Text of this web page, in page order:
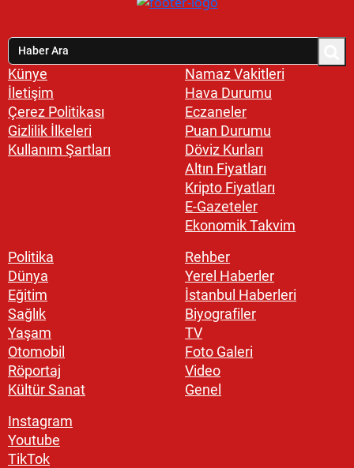
Künye
İletişim
Çerez Politikası
Gizlilik İlkeleri
Kullanım Şartları
Namaz Vakitleri
Hava Durumu
Eczaneler
Puan Durumu
Döviz Kurları
Altın Fiyatları
Kripto Fiyatları
E-Gazeteler
Ekonomik Takvim
Politika
Dünya
Eğitim
Sağlık
Yaşam
Otomobil
Röportaj
Kültür Sanat
Rehber
Yerel Haberler
İstanbul Haberleri
Biyografiler
TV
Foto Galeri
Video
Genel
Instagram
Youtube
TikTok